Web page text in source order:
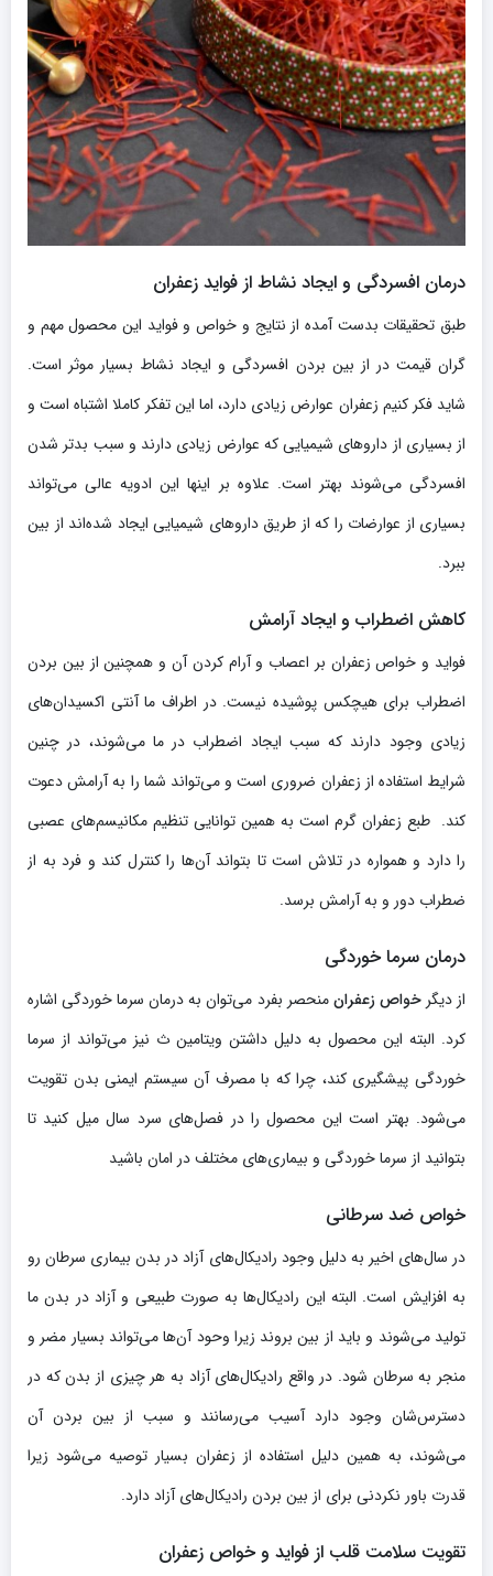
درمان افسردگی و ایجاد نشاط از فواید زعفران
طبق تحقیقات بدست آمده از نتایج و خواص و فواید این محصول مهم و
گران قیمت در از بین بردن افسردگی و ایجاد نشاط بسیار موثر است.
شاید فکر کنیم زعفران عوارض زیادی دارد، اما این تفکر کاملا اشتباه است و
از بسیاری از داروهای شیمیایی که عوارض زیادی دارند و سبب بدتر شدن
افسردگی می‌شوند بهتر است. علاوه بر اینها این ادویه عالی می‌تواند
بسیاری از عوارضات را که از طریق داروهای شیمیایی ایجاد شده‌اند از بین
ببرد.
کاهش اضطراب و ایجاد آرامش
فواید و خواص زعفران بر اعصاب و آرام کردن آن و همچنین از بین بردن
اضطراب برای هیچکس پوشیده نیست. در اطراف ما آنتی اکسیدان‌های
زیادی وجود دارند که سبب ایجاد اضطراب در ما می‌شوند، در چنین
شرایط استفاده از زعفران ضروری است و می‌تواند شما را به آرامش دعوت
کند. طبع زعفران گرم است به همین توانایی تنظیم مکانیسم‌های عصبی
را دارد و همواره در تلاش است تا بتواند آن‌ها را کنترل کند و فرد به از
ضطراب دور و به آرامش برسد.
درمان سرما خوردگی
از دیگرخواص زعفرانمنحصر بفرد می‌توان به درمان سرما خوردگی اشاره
کرد. البته این محصول به دلیل داشتن ویتامین ث نیز می‌تواند از سرما
خوردگی پیشگیری کند، چرا که با مصرف آن سیستم ایمنی بدن تقویت
می‌شود. بهتر است این محصول را در فصل‌های سرد سال میل کنید تا
بتوانید از سرما خوردگی و بیماری‌های مختلف در امان باشید
خواص ضد سرطانی
در سال‌های اخیر به دلیل وجود رادیکال‌های آزاد در بدن بیماری سرطان رو
به افزایش است. البته این رادیکال‌ها به صورت طبیعی و آزاد در بدن ما
تولید می‌شوند و باید از بین بروند زیرا وحود آن‌ها می‌تواند بسیار مضر و
منجر به سرطان شود. در واقع رادیکال‌های آزاد به هر چیزی از بدن که در
دسترس‌شان وجود دارد آسیب می‌رسانند و سبب از بین بردن آن
می‌شوند، به همین دلیل استفاده از زعفران بسیار توصیه می‌شود زیرا
قدرت باور نکردنی برای از بین بردن رادیکال‌های آزاد دارد.
تقویت سلامت قلب از فواید و خواص زعفران